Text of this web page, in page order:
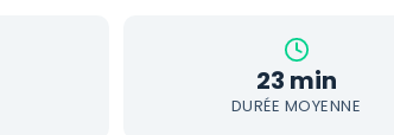
23 min
DURÉE MOYENNE